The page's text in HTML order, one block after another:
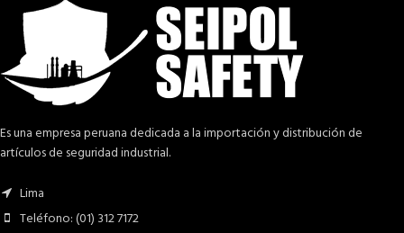
Es una empresa peruana dedicada a la importación y distribución de
artículos de seguridad industrial.
Lima
Teléfono: (01) 312 7172